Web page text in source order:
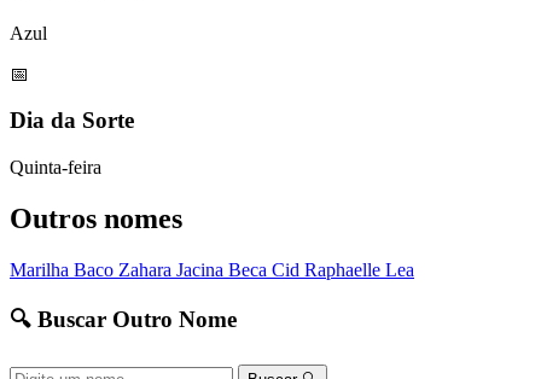
Azul
📅
Dia da Sorte
Quinta-feira
Outros nomes
Marilha Baco Zahara Jacina Beca Cid Raphaelle Lea
🔍 Buscar Outro Nome